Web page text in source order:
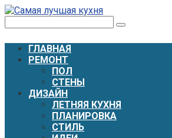
Перейти
контенту
ГЛАВНАЯ
РЕМОНТ
ПОЛ
СТЕНЫ
ДИЗАЙН
ЛЕТНЯЯ КУХНЯ
ПЛАНИРОВКА
СТИЛЬ